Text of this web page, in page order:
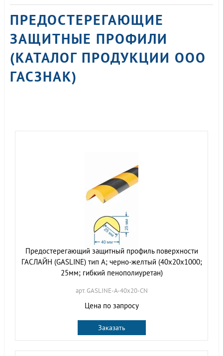
ПРЕДОСТЕРЕГАЮЩИЕ
ЗАЩИТНЫЕ ПРОФИЛИ
(КАТАЛОГ ПРОДУКЦИИ ООО
ГАСЗНАК)
Предостерегающий защитный профиль поверхности
ГАСЛАЙН (GASLINE) тип А; черно-желтый (40х20х1000;
25мм; гибкий пенополиуретан)
арт. GASLINE-A-40х20-CN
Цена по запросу
Заказать